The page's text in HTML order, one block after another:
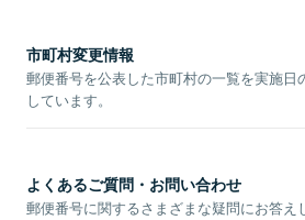
市町村変更情報
郵便番号を公表した市町村の一覧を実施日
しています。
よくあるご質問・お問い合わせ
郵便番号に関するさまざまな疑問にお答え